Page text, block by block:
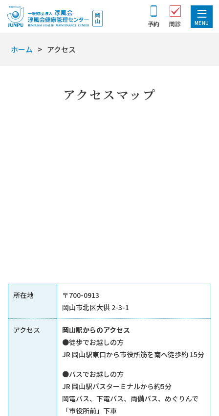
予約 問診 MENU
ホーム アクセス
アクセスマップ
所在地
〒700-0913
岡山市北区大供 2-3-1
アクセス
岡山駅からのアクセス
●徒歩でお越しの方
JR 岡山駅東口から市役所筋を南へ徒歩約 15分
●バスでお越しの方
JR 岡山駅バスターミナルから約5分
岡電バス、下電バス、両備バス、めぐりんで
「市役所前」下車